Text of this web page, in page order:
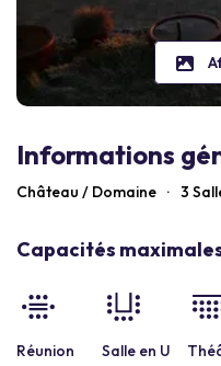
Informations
Château / Domaine · 3
Capacités
Réunion Salle en U